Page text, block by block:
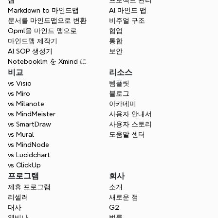
치된 방향을 유지할 수 있도록 하세요.
Markdown to 마인드맵
문서를 마인드맵으로 변환
Opml을 마인드 맵으로
마인드맵 제작기
AI SOP 생성기
Notebooklm を Xmind に
AI 마인드 맵
비주얼 구조
협업
통합
보안
비교
vs Visio
vs Miro
vs Milanote
vs MindMeister
vs SmartDraw
vs Mural
vs MindNode
vs Lucidchart
vs ClickUp
리소스
템플릿
블로그
아카데미
사용자 안내서
사용자 스토리
도움말 센터
프로그램
제휴 프로그램
리셀러
대사
회사
소개
새로운 점
G2